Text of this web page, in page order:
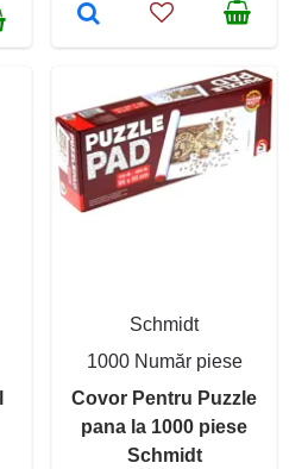
Schmidt
1000 Număr piese
Covor Pentru Puzzle
pana la 1000 piese
Schmidt